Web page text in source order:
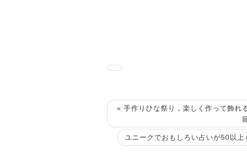
« 手作りひな祭り，楽しく作って飾れ
ユニークでおもしろい占いが50以